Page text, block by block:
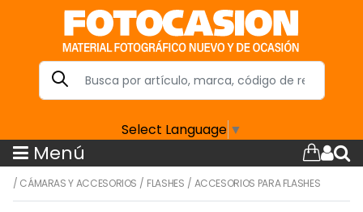
Select Language ▼
Menú
/ CÁMARAS Y ACCESORIOS / FLASHES / ACCESORIOS PARA FLASHES